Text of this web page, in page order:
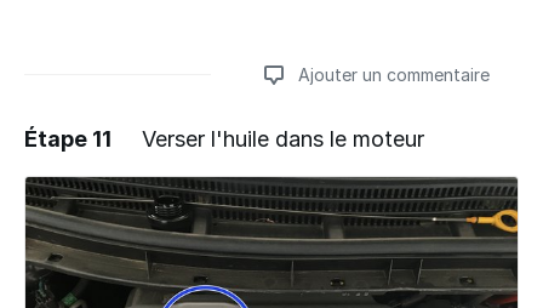
Ajouter un commentaire
Ajouter un commentaire
Étape 11 Verser l'huile dans le moteur